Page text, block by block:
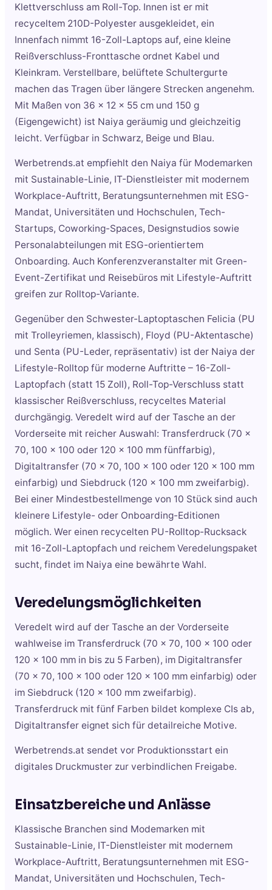
Klettverschluss am Roll-Top. Innen ist er mit
recyceltem 210D-Polyester ausgekleidet, ein
Innenfach nimmt 16-Zoll-Laptops auf, eine kleine
Reißverschluss-Fronttasche ordnet Kabel und
Kleinkram. Verstellbare, belüftete Schultergurte
machen das Tragen über längere Strecken angenehm.
Mit Maßen von 36 x 12 x 55 cm und 150 g
(Eigengewicht) ist Naiya geräumig und gleichzeitig
leicht. Verfügbar in Schwarz, Beige und Blau.
Werbetrends.at empfiehlt den Naiya für Modemarken
mit Sustainable-Linie, IT-Dienstleister mit modernem
Workplace-Auftritt, Beratungsunternehmen mit ESG-
Mandat, Universitäten und Hochschulen, Tech-
Startups, Coworking-Spaces, Designstudios sowie
Personalabteilungen mit ESG-orientiertem
Onboarding. Auch Konferenzveranstalter mit Green-
Event-Zertifikat und Reisebüros mit Lifestyle-Auftritt
greifen zur Rolltop-Variante.
Gegenüber den Schwester-Laptoptaschen Felicia (PU
mit Trolleyriemen, klassisch), Floyd (PU-Aktentasche)
und Senta (PU-Leder, repräsentativ) ist der Naiya der
Lifestyle-Rolltop für moderne Auftritte – 16-Zoll-
Laptopfach (statt 15 Zoll), Roll-Top-Verschluss statt
klassischer Reißverschluss, recyceltes Material
durchgängig. Veredelt wird auf der Tasche an der
Vorderseite mit reicher Auswahl: Transferdruck (70 x
70, 100 x 100 oder 120 x 100 mm fünffarbig),
Digitaltransfer (70 x 70, 100 x 100 oder 120 x 100 mm
einfarbig) und Siebdruck (120 x 100 mm zweifarbig).
Bei einer Mindestbestellmenge von 10 Stück sind auch
kleinere Lifestyle- oder Onboarding-Editionen
möglich. Wer einen recycelten PU-Rolltop-Rucksack
mit 16-Zoll-Laptopfach und reichem Veredelungspaket
sucht, findet im Naiya eine bewährte Wahl.
Veredelungsmöglichkeiten
Veredelt wird auf der Tasche an der Vorderseite
wahlweise im Transferdruck (70 x 70, 100 x 100 oder
120 x 100 mm in bis zu 5 Farben), im Digitaltransfer
(70 x 70, 100 x 100 oder 120 x 100 mm einfarbig) oder
im Siebdruck (120 x 100 mm zweifarbig).
Transferdruck mit fünf Farben bildet komplexe CIs ab,
Digitaltransfer eignet sich für detailreiche Motive.
Werbetrends.at sendet vor Produktionsstart ein
digitales Druckmuster zur verbindlichen Freigabe.
Einsatzbereiche und Anlässe
Klassische Branchen sind Modemarken mit
Sustainable-Linie, IT-Dienstleister mit modernem
Workplace-Auftritt, Beratungsunternehmen mit ESG-
Mandat, Universitäten und Hochschulen, Tech-